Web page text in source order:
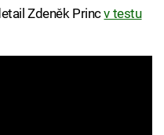
Zdeněk Princv testu